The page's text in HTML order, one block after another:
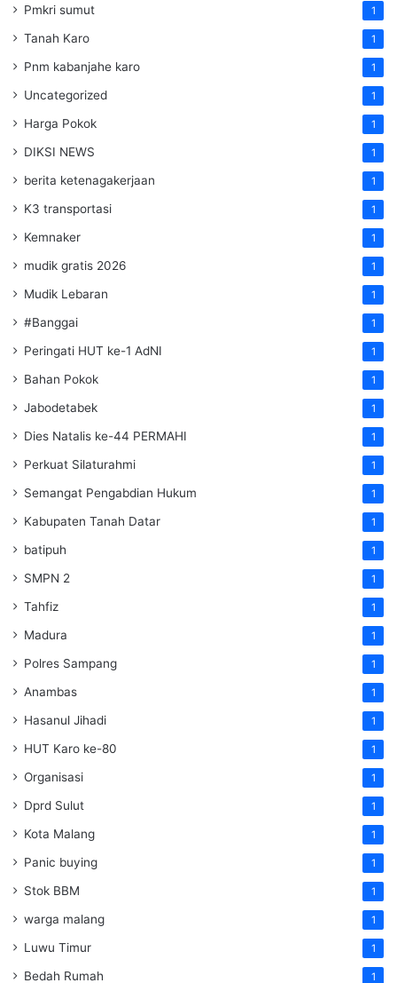
Pmkri sumut 1
Tanah Karo 1
Pnm kabanjahe karo 1
Uncategorized 1
Harga Pokok 1
DIKSI NEWS 1
berita ketenagakerjaan 1
K3 transportasi 1
Kemnaker 1
mudik gratis 2026 1
Mudik Lebaran 1
#Banggai 1
Peringati HUT ke-1 AdNI 1
Bahan Pokok 1
Jabodetabek 1
Dies Natalis ke-44 PERMAHI 1
Perkuat Silaturahmi 1
Semangat Pengabdian Hukum 1
Kabupaten Tanah Datar 1
batipuh 1
SMPN 2 1
Tahfiz 1
Madura 1
Polres Sampang 1
Anambas 1
Hasanul Jihadi 1
HUT Karo ke-80 1
Organisasi 1
Dprd Sulut 1
Kota Malang 1
Panic buying 1
Stok BBM 1
warga malang 1
Luwu Timur 1
Bedah Rumah 1